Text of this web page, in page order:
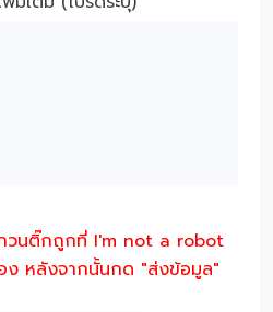
วนติ๊กถูกที่ I'm not a robot
ง หลังจากนั้นกด "ส่งข้อมูล"